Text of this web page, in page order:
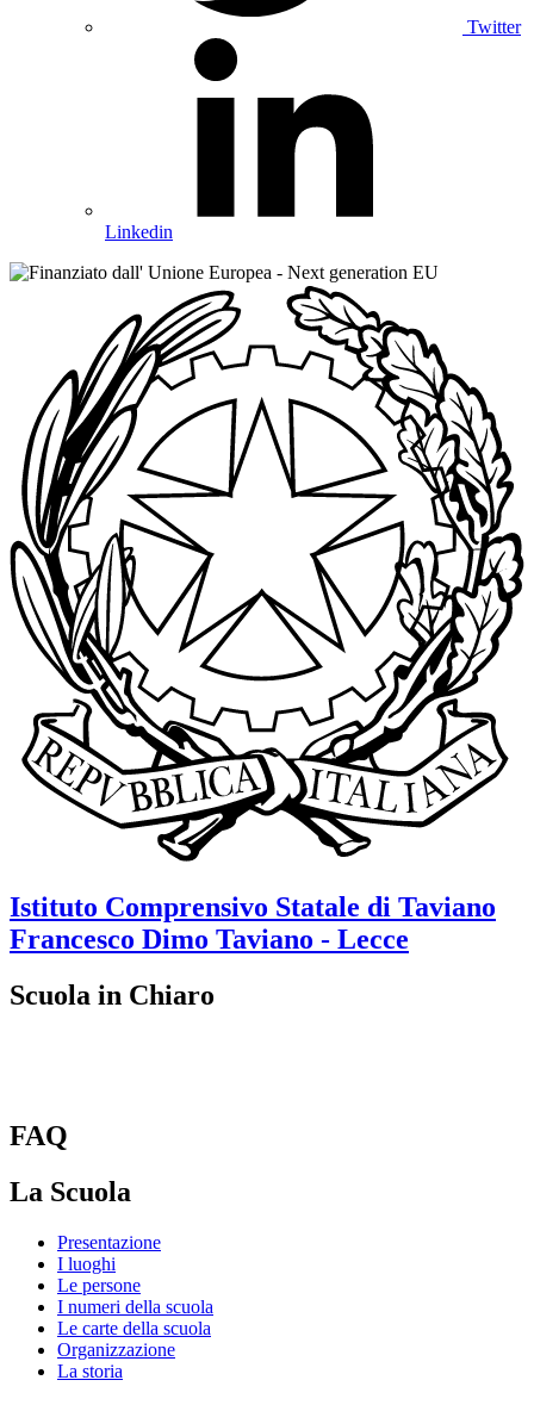
Twitter
Linkedin
Istituto Comprensivo Statale di Taviano
Francesco Dimo Taviano - Lecce
Scuola in Chiaro
FAQ
La Scuola
Presentazione
I luoghi
Le persone
I numeri della scuola
Le carte della scuola
Organizzazione
La storia